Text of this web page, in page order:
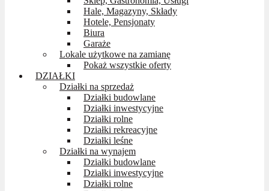
Hale, Magazyny, Składy
Hotele, Pensjonaty
Biura
Garaże
Lokale użytkowe na zamianę
Pokaż wszystkie oferty
DZIAŁKI
Działki na sprzedaż
Działki budowlane
Działki inwestycyjne
Działki rolne
Działki rekreacyjne
Działki leśne
Działki na wynajem
Działki budowlane
Działki inwestycyjne
Działki rolne